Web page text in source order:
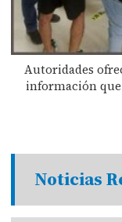
Autoridades
información
Noticias